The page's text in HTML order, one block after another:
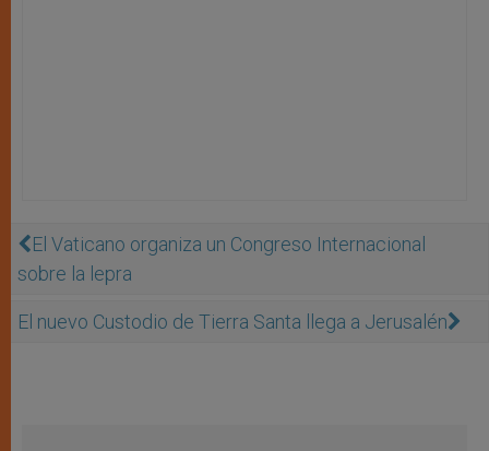
El Vaticano organiza un Congreso Internacional
sobre la lepra
El nuevo Custodio de Tierra Santa llega a Jerusalén